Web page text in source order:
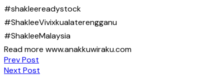
#shakleereadystock
#ShakleeVivixkualaterengganu
#ShakleeMalaysia
Read more www.anakkuwiraku.com
Post
navigation
Prev Post
Next Post